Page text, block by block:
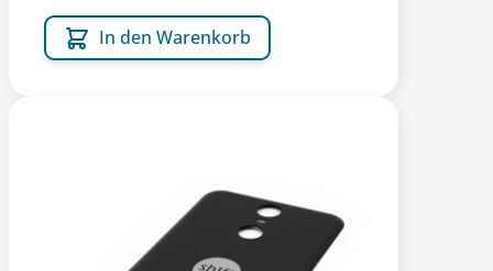
In den Warenkorb